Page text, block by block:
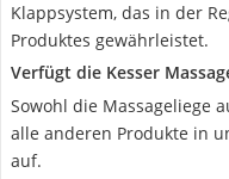
Klappsystem, das in der
Produktes gewährleistet.
Verfügt die Kesser
Sowohl die Massageliege
alle anderen Produkte in
auf.